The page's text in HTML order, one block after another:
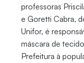
professoras
e Goretti Cabra,
Unifor, é
máscara de
Prefeitura à